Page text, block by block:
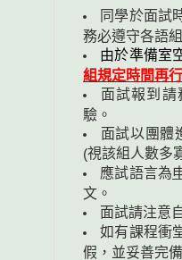
同學於面試
務必遵守各語
由於準備室
組規定時間再
面試報到請
驗。
面試以團體
(視該組人數多
應試語言為
文。
面試請注意
如有課程衝
假，並妥善完